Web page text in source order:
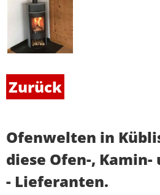
Zurück
Ofenwelten in
diese Ofen-,
- Lieferanten.